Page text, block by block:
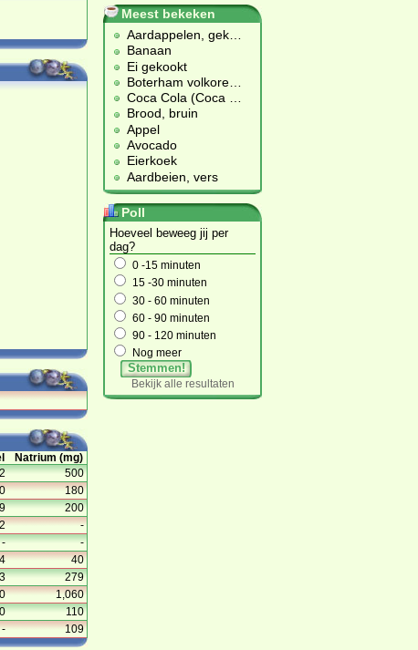
Natrium (mg)
500
180
200
-
-
-
40
279
1,060
110
- 109
Meest bekeken
Aardappelen, gek
Banaan
Ei gekookt
Boterham volkore
Coca Cola (Coca
Brood, bruin
Appel
Avocado
Eierkoek
Aardbeien, vers
Poll
Hoeveel beweeg jij per
dag?
0 -15 minuten
15 -30 minuten
30 - 60 minuten
60 - 90 minuten
90 - 120 minuten
Nog meer
Stemmen!
Bekijk alle resultaten